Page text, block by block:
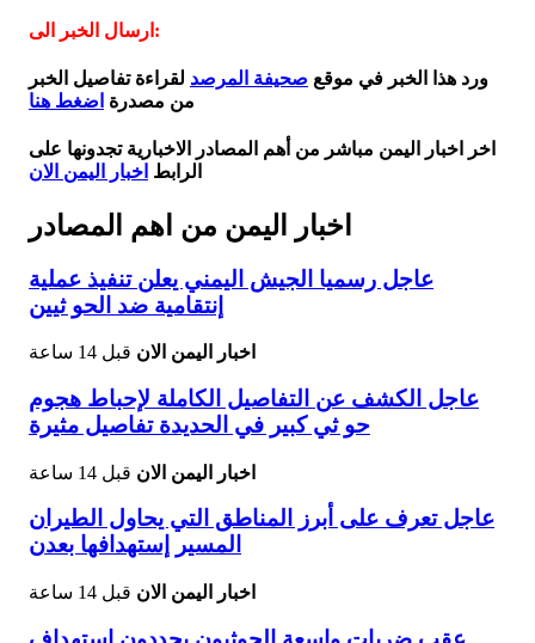
ارسال الخبر الى:
ورد هذا الخبر في موقع صحيفة المرصد لقراءة تفاصيل الخبر
من مصدرة اضغط هنا
اخر اخبار اليمن مباشر من أهم المصادر الاخبارية تجدونها على
الرابط اخبار اليمن الان
اخبار اليمن من اهم المصادر
عاجل رسميا الجيش اليمني يعلن تنفيذ عملية
إنتقامية ضد الحو ثيين
اخبار اليمن الان قبل 14 ساعة
عاجل الكشف عن التفاصيل الكاملة لإحباط هجوم
حو ثي كبير في الحديدة تفاصيل مثيرة
اخبار اليمن الان قبل 14 ساعة
عاجل تعرف على أبرز المناطق التي يحاول الطيران
المسير إستهدافها بعدن
اخبار اليمن الان قبل 14 ساعة